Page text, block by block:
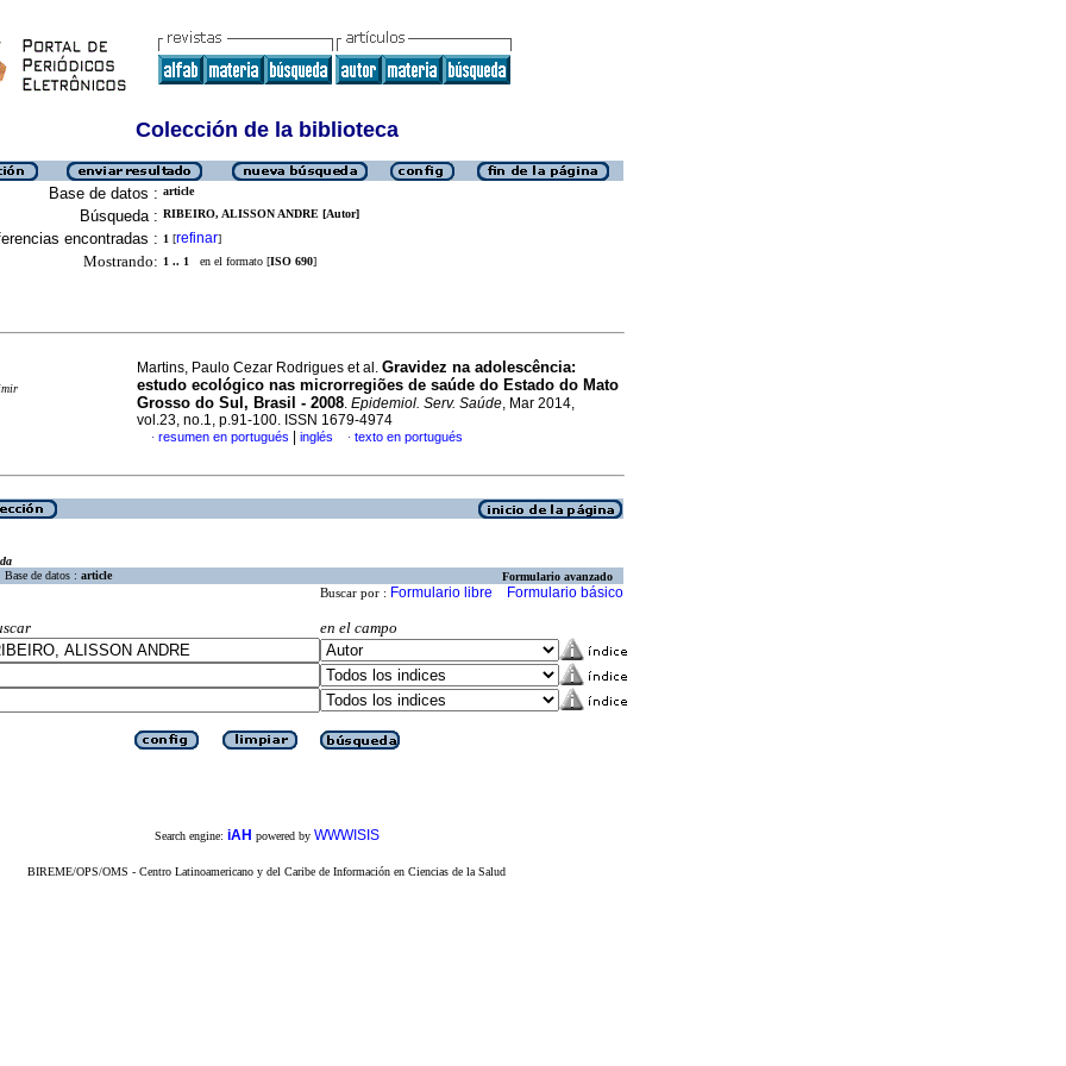
Colección de la biblioteca
Base de datos : article
Búsqueda : RIBEIRO, ALISSON ANDRE [Autor]
encontradas : 1 [refinar]
Mostrando: 1 .. 1 en el formato [ISO 690]
Martins, Paulo Cezar Rodrigues et al. Gravidez na adolescência:
estudo ecológico nas microrregiões de saúde do Estado do Mato
Grosso do Sul, Brasil - 2008. Epidemiol. Serv. Saúde, Mar 2014,
vol.23, no.1, p.91-100. ISSN 1679-4974
· resumen en portugués inglés · texto en portugués
Base de datos : article Formulario avanzado
Buscar por : Formulario libre Formulario básico
en el campo
Search engine: iAH powered by WWWISIS
BIREME/OPS/OMS - Centro Latinoamericano y del Caribe de Información en Ciencias de la Salud